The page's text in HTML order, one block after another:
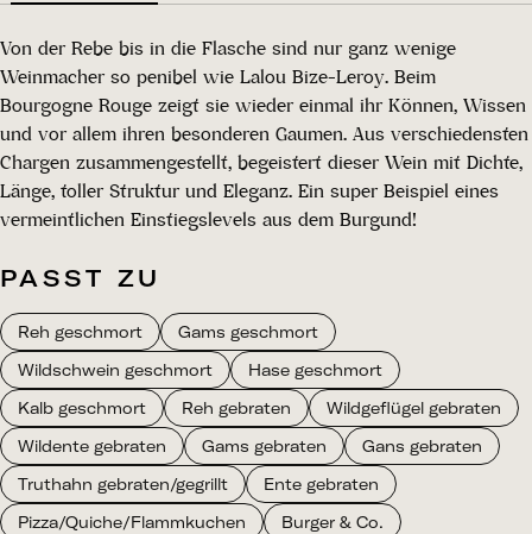
Von der Rebe bis in die Flasche sind nur ganz wenige
Weinmacher so penibel wie Lalou Bize-Leroy. Beim
Bourgogne Rouge zeigt sie wieder einmal ihr Können, Wissen
und vor allem ihren besonderen Gaumen. Aus verschiedensten
Chargen zusammengestellt, begeistert dieser Wein mit Dichte,
Länge, toller Struktur und Eleganz. Ein super Beispiel eines
vermeintlichen Einstiegslevels aus dem Burgund!
PASST ZU
Reh geschmort
Gams geschmort
Wildschwein geschmort
Hase geschmort
Kalb geschmort
Reh gebraten
Wildgeflügel gebraten
Wildente gebraten
Gams gebraten
Gans gebraten
Truthahn gebraten/gegrillt
Ente gebraten
Pizza/Quiche/Flammkuchen
Burger & Co.